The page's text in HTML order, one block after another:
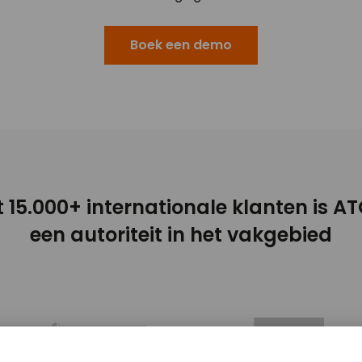
Boek een demo
15.000+ internationale klanten is
een autoriteit in het vakgebied